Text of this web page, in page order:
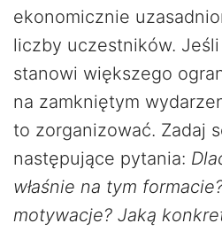
ekonomicznie
liczby uczestników.
stanowi większego
na zamkniętym
to zorganizować. Zadaj
następujące pytania:
właśnie na tym
motywacje? Jaką